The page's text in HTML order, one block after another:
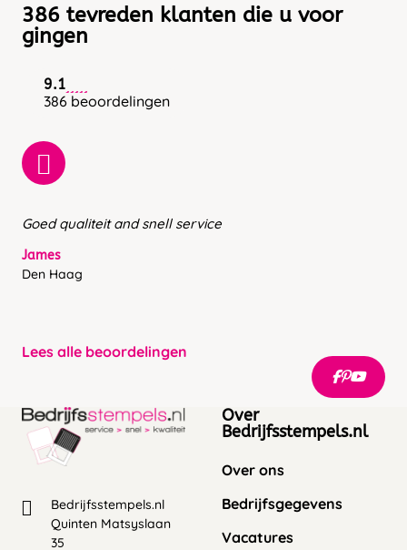
386 tevreden klanten die u voor
gingen
9.1
386 beoordelingen
Goed qualiteit and snell service
James
Den Haag
Lees alle beoordelingen
Bedrijfsstempels.nl
Quinten Matsyslaan
35
Over
Bedrijfsstempels.nl
Over ons
Bedrijfsgegevens
Vacatures